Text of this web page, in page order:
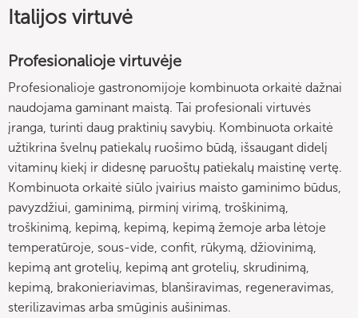
Italijos virtuvė
Profesionalioje virtuvėje
Profesionalioje gastronomijoje kombinuota orkaitė dažnai
naudojama gaminant maistą. Tai profesionali virtuvės
įranga, turinti daug praktinių savybių. Kombinuota orkaitė
užtikrina švelnų patiekalų ruošimo būdą, išsaugant didelį
vitaminų kiekį ir didesnę paruoštų patiekalų maistinę vertę.
Kombinuota orkaitė siūlo įvairius maisto gaminimo būdus,
pavyzdžiui, gaminimą, pirminį virimą, troškinimą,
troškinimą, kepimą, kepimą, kepimą žemoje arba lėtoje
temperatūroje, sous-vide, confit, rūkymą, džiovinimą,
kepimą ant grotelių, kepimą ant grotelių, skrudinimą,
kepimą, brakonieriavimas, blanširavimas, regeneravimas,
sterilizavimas arba smūginis aušinimas.